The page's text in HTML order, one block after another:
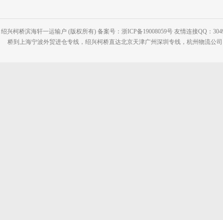
绍兴柯桥滨海轩一运输户 (版权所有) 备案号：浙ICP备19008059号 友情连接QQ：
桥到上海宁波外贸进仓专线，绍兴柯桥直达北京天津广州深圳专线，杭州物流公